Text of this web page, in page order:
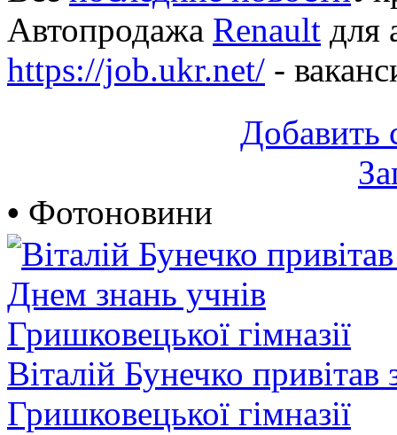
Автопродажа Renault для
https://job.ukr.net/ -
Добавить
• Фотоновини
Віталій Бунечко
Гришковецької гімназії